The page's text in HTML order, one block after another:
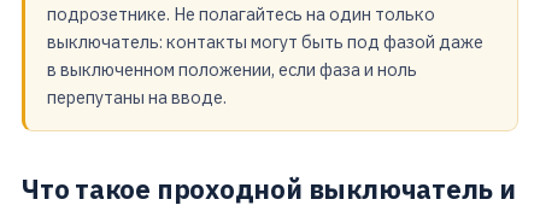
подрозетнике. Не полагайтесь на один только
выключатель: контакты могут быть под фазой даже
в выключенном положении, если фаза и ноль
перепутаны на вводе.
Что такое проходной выключатель и